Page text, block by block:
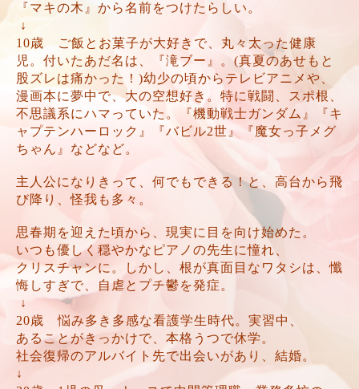
『マキの木』から名前をつけたらしい。
↓
10歳 ご飯とお菓子が大好きで、丸々太った健康
児。付いたあだ名は、『滝ブー』。(真夏のあせもと
股ズレは痛かった！)幼少の頃からテレビアニメや、
漫画本に夢中で、大の空想好き。特に戦闘、スポ根、
不思議系にハマっていた。『機動戦士ガンダム』『キ
ャプテンハーロック』『バビル2世』『魔女っ子メグ
ちゃん』などなど。
主人公になりきって、何でもできる！と、高台から飛
び降り、怪我も多々。
思春期を迎えた頃から、現実に目を向け始めた。
いつも優しく穏やかなピアノの先生に憧れ、
クリスチャンに。しかし、根が真面目なワタシは、懺
悔しすぎで、自虐とプチ鬱を発症。
↓
20歳 悩み多き多感な看護学生時代。実習中、
あることがきっかけで、本格うつで休学。
社会復帰のアルバイト先で出会いがあり、結婚。
↓